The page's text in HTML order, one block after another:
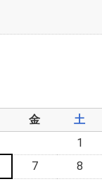
金
土
1
7
8